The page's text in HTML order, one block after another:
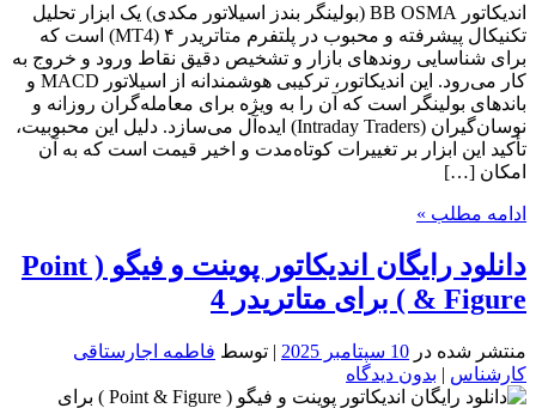
اندیکاتور BB OSMA (بولینگر بندز اسیلاتور مکدی) یک ابزار تحلیل
تکنیکال پیشرفته و محبوب در پلتفرم متاتریدر ۴ (MT4) است که
برای شناسایی روندهای بازار و تشخیص دقیق نقاط ورود و خروج به
کار می‌رود. این اندیکاتور، ترکیبی هوشمندانه از اسیلاتور MACD و
باندهای بولینگر است که آن را به ویژه برای معامله‌گران روزانه و
نوسان‌گیران (Intraday Traders) ایده‌آل می‌سازد. دلیل این محبوبیت،
تأکید این ابزار بر تغییرات کوتاه‌مدت و اخیر قیمت است که به آن
امکان […]
ادامه مطلب »
دانلود رایگان اندیکاتور پوینت و فیگو ( Point
& Figure ) برای متاتریدر 4
منتشر شده در 10 سپتامبر 2025 | توسط فاطمه اجارستاقی
کارشناس | بدون دیدگاه